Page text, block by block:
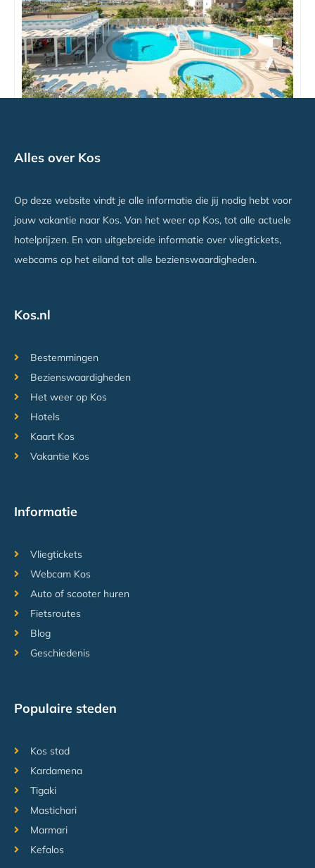
Alles over Kos
Op deze website vindt je alle informatie die jij nodig hebt voor
jouw vakantie naar Kos. Van het weer op Kos, tot alle actuele
hotelprijzen. En van uitgebreide informatie over vliegtickets,
webcams op het eiland tot alle bezienswaardigheden.
Kos.nl
Bestemmingen
Bezienswaardigheden
Het weer op Kos
Hotels
Kaart Kos
Vakantie Kos
Informatie
Vliegtickets
Webcam Kos
Auto of scooter huren
Fietsroutes
Blog
Geschiedenis
Populaire steden
Kos stad
Kardamena
Tigaki
Mastichari
Marmari
Kefalos